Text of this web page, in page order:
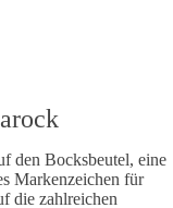
den Bocksbeutel, eine
Markenzeichen für
die zahlreichen